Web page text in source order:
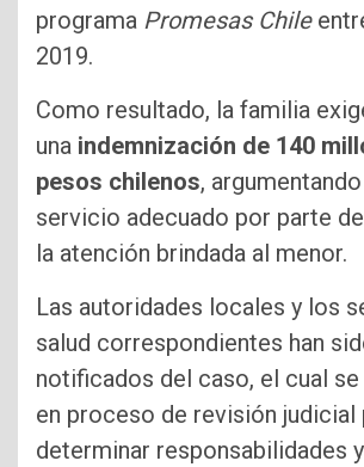
programa Promesas Chile
2019.
Como resultado, la familia
una indemnización de 140
pesos chilenos,
servicio adecuado por parte
la atención brindada al menor.
Las autoridades locales y los
salud correspondientes han
notificados del caso, el cual
en proceso de revisión judicial
determinar responsabilidades